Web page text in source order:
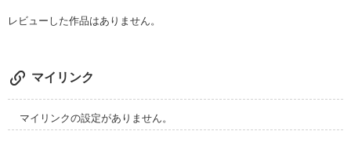
なぜですか
なぜ僕なのですか
レビューした作品はありません。
マイリンク
マイリンクの設定がありません。